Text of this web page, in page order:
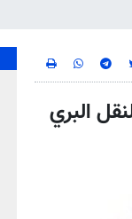
البري